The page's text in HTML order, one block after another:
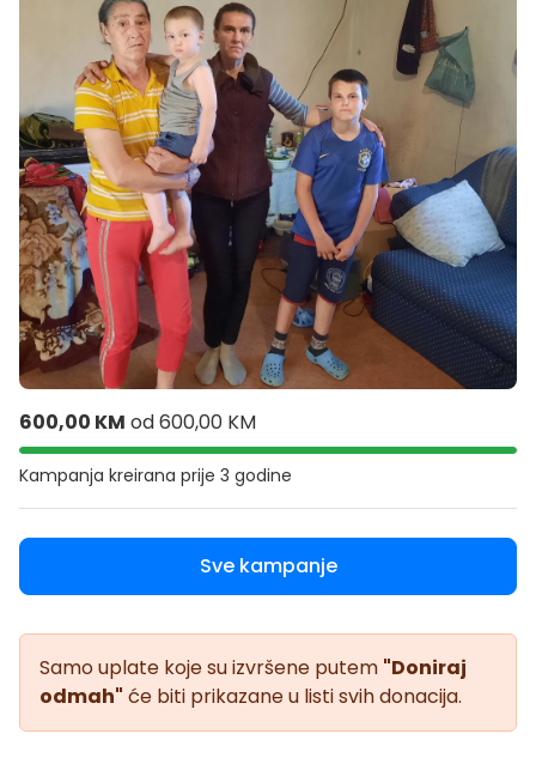
600,00 KM od600,00 KM
Kampanja kreirana prije 3 godine
Sve kampanje
Samo uplate koje su izvršene putem "Doniraj
odmah" će biti prikazane u listi svih donacija.